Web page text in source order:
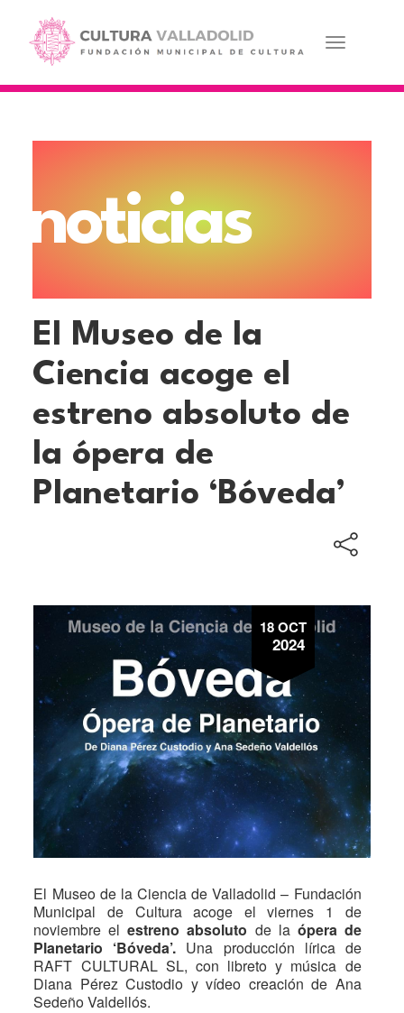
contenido
principal
Toggle
noticias
El Museo de la
Ciencia acoge el
estreno absoluto de
la ópera de
Planetario ‘Bóveda’
18 OCT
2024
El Museo de la Ciencia de Valladolid – Fundación
Municipal de Cultura acoge el viernes 1 de
noviembre elestreno absoluto de la ópera de
Planetario ‘Bóveda’. Una producción lírica de
RAFT CULTURAL SL, con libreto y música de
Diana Pérez Custodio y vídeo creación de Ana
Sedeño Valdellós.